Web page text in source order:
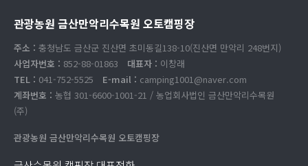
관광농원 금산만악리수목원 오토캠핑장
주소 : 충청남도 금산군 진산면 초미동길138-10(진산면 만악리 248번지)
사업자번호 : 852-88-01863 대표자 : 이창래
TEL : 041-752-5525 E-mail : camping1001@naver.com
계좌번호 : 농협 301-6600-1001-21 / 농업회사법인 금산만악리수목원
(주)
관광농원 금산만악리수목원 오토캠핑장